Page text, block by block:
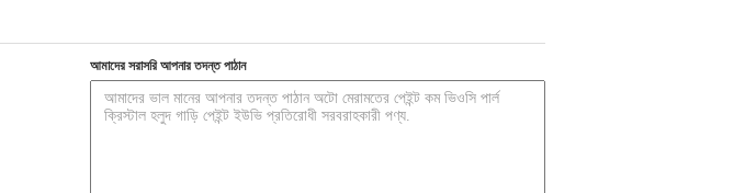
আমাদের সরাসরি আপনার তদন্ত পাঠান